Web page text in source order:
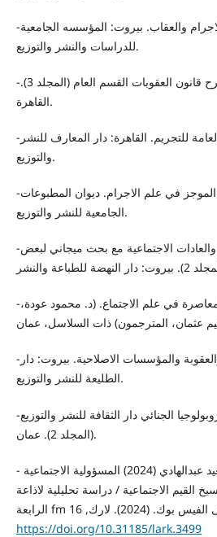
-جعفر ع. (بلا تاريخ). علم الاجرام والعقاب. بيروت: المؤسسه الجامعية
للدراسات والنشر والتوزيع.
-حسني م. (1973). شرح قانون العقوبات القسم العام (المجلد 3).
القاهرة.
-خليفة أ. (1959). النظرية العامة للتجريم. القاهرة: دار المعارف للنشر
والتوزيع.
-دردوس م. (2006). الموجز في علم الاجرام. ديوان المطبوعات
الجامعية للنشر والتوزيع.
-دياب ف. (1980). القيم والعادات الاجتماعية مع بحث ميجاني لبعض
-زايتلن أ. (1989). النظرية المعاصرة في علم الاجتماع. (د. محمود عودة،
-طالب أ. (2003). الجريمة والعقوبة والمؤسسات الاصلاحية. بيروت: دار
الطليعة للنشر والتوزيع.
-نشأت ح. (2011). علم الانثروبولوجيا الجنائي دار الثقافة للنشر والتوزيع
(المجلد 2). عمان.
- المرهج , الحسين سعيد عبدالهادي (2024) المسؤولية الاجتماعية
القيم الاجتماعية / دراسة تحليلية لاذاعة
https://doi.org/10.31185/lark.3499